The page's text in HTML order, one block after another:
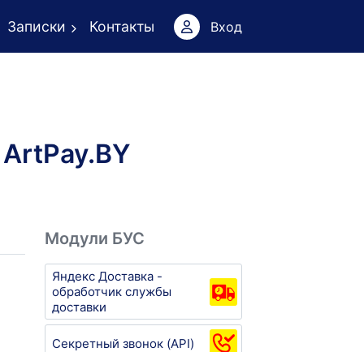
Записки Контакты Вход
Модули БУС
Яндекс Доставка -
обработчик службы
доставки
Секретный звонок (API)